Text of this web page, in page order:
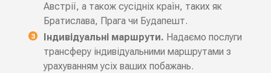
Австрії, а також сусідніх країн, таких як
Братислава, Прага чи Будапешт.
Індивідуальні маршрути. Надаємо послуги
трансферу індивідуальними маршрутами з
урахуванням усіх ваших побажань.